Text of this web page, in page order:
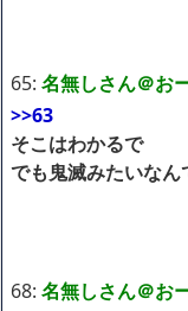
65: 名無しさん＠お
>>63
そこはわかるで
でも鬼滅みたいな
68: 名無しさん＠お